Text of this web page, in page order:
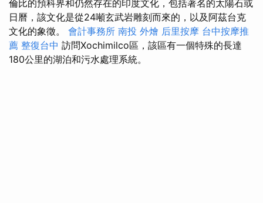
倫比的預科界和仍然存在的印度文化，包括著名的太陽石或
日曆，該文化是從24噸玄武岩雕刻而來的，以及阿茲台克
文化的象徵。 會計事務所 南投 外燴 后里按摩 台中按摩推
薦 整復台中 訪問Xochimilco區，該區有一個特殊的長達
180公里的湖泊和污水處理系統。